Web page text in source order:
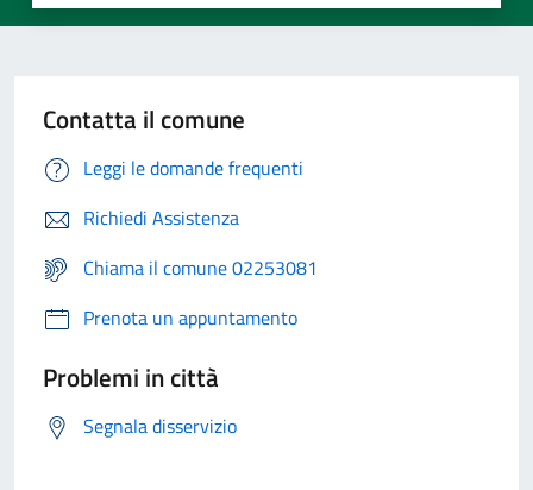
Contatta il comune
Leggi le domande frequenti
Richiedi Assistenza
Chiama il comune 02253081
Prenota un appuntamento
Problemi in città
Segnala disservizio